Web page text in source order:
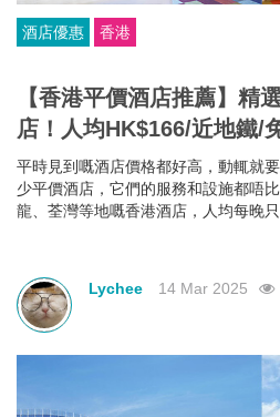
酒店優惠 香港
【香港平價酒店推薦】精
店！人均HK$166/近地鐵/
平時見到嘅酒店價格都好高，動輒就
少平價酒店，它們的服務和設施都唔
龍、荃灣等地嘅香港酒店，人均每晚
Lychee
14 Mar 2025